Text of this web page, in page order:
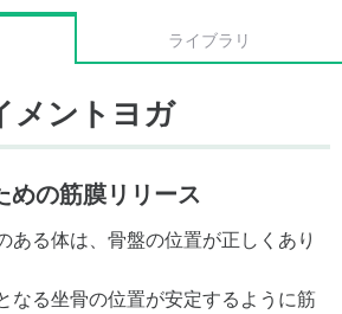
ライブラリ
メントヨガ
めの筋膜リリース
ある体は、骨盤の位置が正しくあり
なる坐骨の位置が安定するように筋